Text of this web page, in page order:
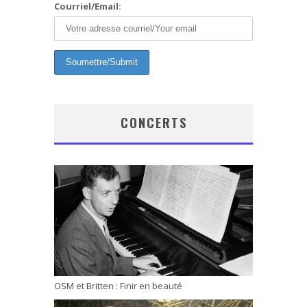
Courriel/Email:
CONCERTS
OSM et Britten : Finir en beauté